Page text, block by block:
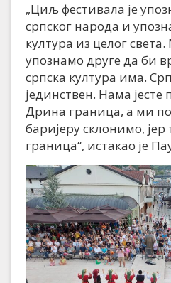
„Циљ фестивала је
српског народа и
култура из целог
упознамо друге да би
српска култура има.
јединствен. Нама јесте
Дрина граница, а ми
баријеру склонимо,
граница“, истакао је